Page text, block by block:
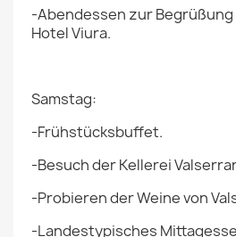
-Abendessen zur
Hotel Viura.
Samstag:
-Frühstücksbuffet.
-Besuch der Kellerei
-Probieren der Weine von
-Landestypisches